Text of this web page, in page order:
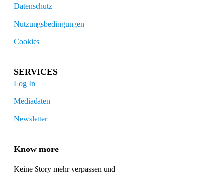
Datenschutz
Nutzungsbedingungen
Cookies
SERVICES
Log In
Mediadaten
Newsletter
Know more
Keine Story mehr verpassen und